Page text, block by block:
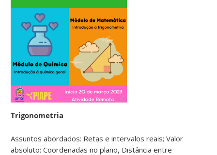
Trigonometria
Assuntos abordados: Retas e intervalos reais; Valor
absoluto; Coordenadas no plano, Distância entre